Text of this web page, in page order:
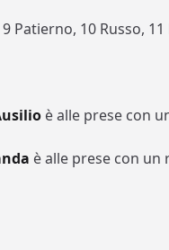
9 Patierno, 10 Russo,
è alle prese con
è alle prese con